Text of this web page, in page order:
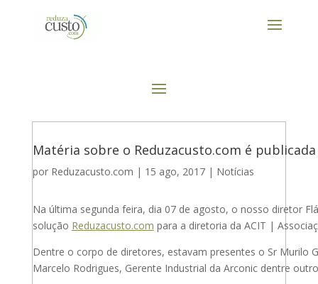
Matéria sobre o Reduzacusto.com é
por Reduzacusto.com | 15 ago, 2017| Notícias
Na última segunda feira, dia 07 de agosto, o nosso diretor
solução Reduzacusto.com para a diretoria da ACIT |
Dentre o corpo de diretores, estavam presentes o Sr Murilo
Marcelo Rodrigues, Gerente Industrial da Arconic dentre